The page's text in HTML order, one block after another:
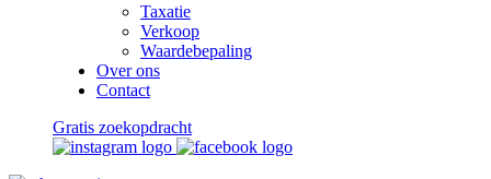
Taxatie
Verkoop
Waardebepaling
Over ons
Contact
Gratis zoekopdracht